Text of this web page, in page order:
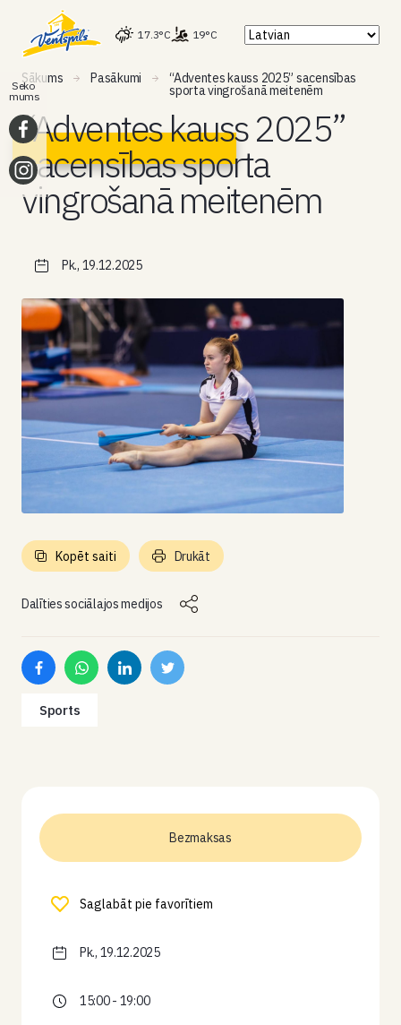
17.3°C 19°C
Sākums Pasākumi “Adventes kauss 2025” sacensības
sporta vingrošanā meitenēm
“Adventes kauss 2025”
sacensības sporta
vingrošanā meitenēm
Pk., 19.12.2025
Dalīties sociālajos medijos
Kopēt saiti Drukāt
Sports
Bezmaksas
Saglabāt pie favorītiem
Pk., 19.12.2025
15:00 - 19:00
Seko
mums